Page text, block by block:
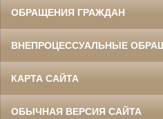
ОБРАЩЕНИЯ ГРАЖДАН
ВНЕПРОЦЕССУАЛЬНЫЕ
КАРТА САЙТА
ОБЫЧНАЯ ВЕРСИЯ САЙТА